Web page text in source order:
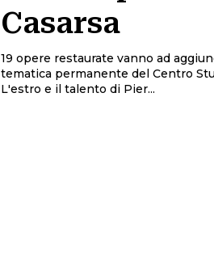
Casarsa
19 opere restaurate vanno ad
tematica permanente del Centro Studi
L'estro e il talento di Pier...